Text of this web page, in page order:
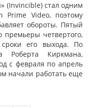
(Invincible) стал одним
Prime Video, поэтому
обороты. Пятый
четвертого,
его выхода. По
Роберта Киркмана,
с февраля по апрель
начали работать еще